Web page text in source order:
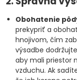
Obohatenie
prekypriť a
hnojivom, čím
výsadbe
aby mali priestor
vzduchu. Ak